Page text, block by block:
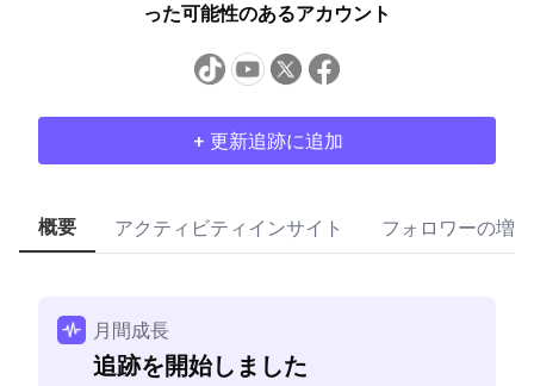
った可能性のあるアカウント
+ 更新追跡に追加
概要 アクティビティインサイト フォロワーの増加
月間成長
追跡を開始しました